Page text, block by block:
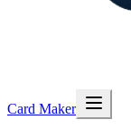
Card Maker